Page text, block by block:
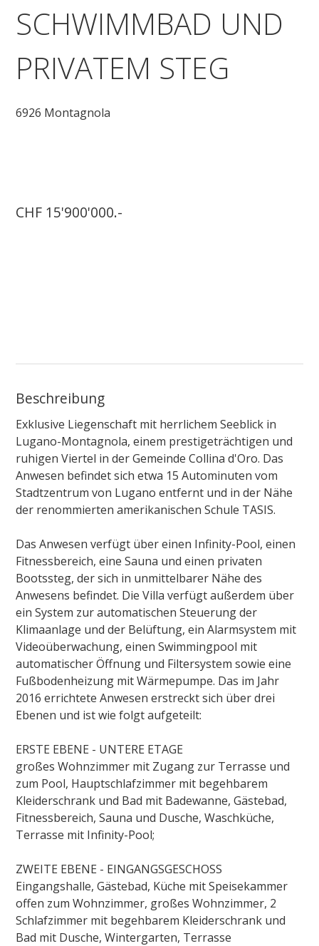
SCHWIMMBAD UND
PRIVATEM STEG
6926 Montagnola
CHF 15'900'000.-
Beschreibung
Exklusive Liegenschaft mit herrlichem Seeblick in
Lugano-Montagnola, einem prestigeträchtigen und
ruhigen Viertel in der Gemeinde Collina d'Oro. Das
Anwesen befindet sich etwa 15 Autominuten vom
Stadtzentrum von Lugano entfernt und in der Nähe
der renommierten amerikanischen Schule TASIS.
Das Anwesen verfügt über einen Infinity-Pool, einen
Fitnessbereich, eine Sauna und einen privaten
Bootssteg, der sich in unmittelbarer Nähe des
Anwesens befindet. Die Villa verfügt außerdem über
ein System zur automatischen Steuerung der
Klimaanlage und der Belüftung, ein Alarmsystem mit
Videoüberwachung, einen Swimmingpool mit
automatischer Öffnung und Filtersystem sowie eine
Fußbodenheizung mit Wärmepumpe. Das im Jahr
2016 errichtete Anwesen erstreckt sich über drei
Ebenen und ist wie folgt aufgeteilt:
ERSTE EBENE - UNTERE ETAGE
großes Wohnzimmer mit Zugang zur Terrasse und
zum Pool, Hauptschlafzimmer mit begehbarem
Kleiderschrank und Bad mit Badewanne, Gästebad,
Fitnessbereich, Sauna und Dusche, Waschküche,
Terrasse mit Infinity-Pool;
ZWEITE EBENE - EINGANGSGESCHOSS
Eingangshalle, Gästebad, Küche mit Speisekammer
offen zum Wohnzimmer, großes Wohnzimmer, 2
Schlafzimmer mit begehbarem Kleiderschrank und
Bad mit Dusche, Wintergarten, Terrasse